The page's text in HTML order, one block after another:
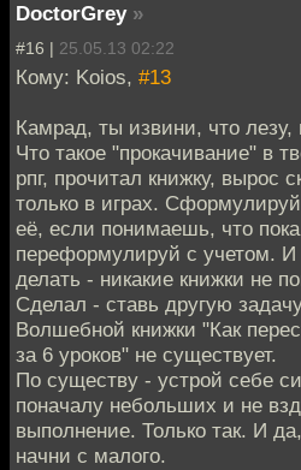
DoctorGrey »
#16 | 25.05.13 02:22
Кому: Koios, #13
Камрад, ты извини, что лезу,
Что такое "прокачивание" в
рпг, прочитал книжку, вырос
только в играх.
её, если понимаешь, что
переформулируй с учетом.
делать - никакие книжки не
Сделал - ставь другую
Волшебной книжки "Как
за 6 уроков" не существует.
По существу - устрой себе
поначалу небольших и не
выполнение. Только так. И
начни с малого.